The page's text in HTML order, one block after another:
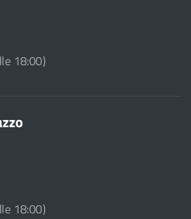
18:00)
18:00)